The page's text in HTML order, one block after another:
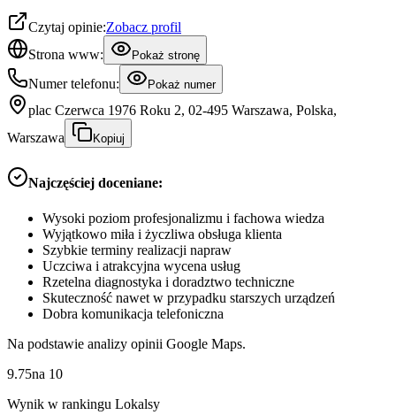
Czytaj opinie:Zobacz profil
Strona www:
Pokaż stronę
Numer telefonu: Pokaż numer
plac Czerwca 1976 Roku 2, 02-495 Warszawa, Polska,
Warszawa
Kopiuj
Najczęściej doceniane:
Wysoki poziom profesjonalizmu i fachowa wiedza
Wyjątkowo miła i życzliwa obsługa klienta
Szybkie terminy realizacji napraw
Uczciwa i atrakcyjna wycena usług
Rzetelna diagnostyka i doradztwo techniczne
Skuteczność nawet w przypadku starszych urządzeń
Dobra komunikacja telefoniczna
Na podstawie analizy opinii Google Maps.
9.75na 10
Wynik w rankingu Lokalsy